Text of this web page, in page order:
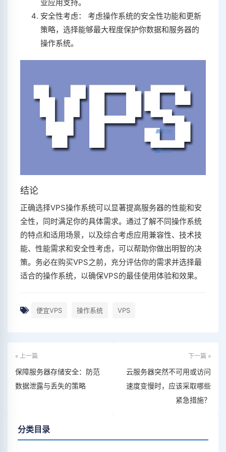
业应用支持。
安全性考虑： 考虑操作系统的安全性功能和更新
策略，选择能够最大程度保护你数据和服务器的
操作系统。
结论
正确选择VPS操作系统可以显著提高服务器的性能和安
全性，同时满足你的具体需求。通过了解不同操作系统
的特点和适用场景，以及综合考虑应用兼容性、技术技
能、性能需求和安全性考虑，可以帮助你做出明智的决
策。务必在购买VPS之前，充分评估你的需求并选择最
适合的操作系统，以确保VPS的最佳使用体验和效果。
便宜VPS 操作系统 VPS
« 上一篇
保障服务器存储安全：防范
数据泄露与丢失的策略
下一篇 »
云服务器突然不可用或访问
速度变慢时，应该采取哪些
紧急措施？
分类目录